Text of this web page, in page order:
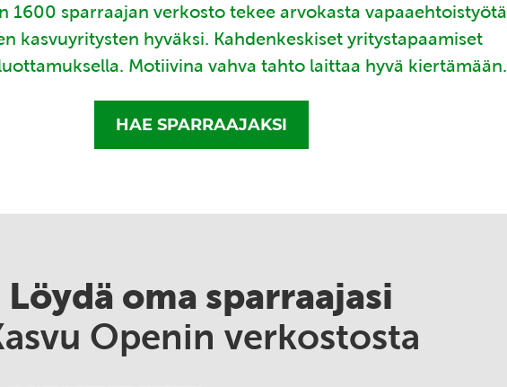
1600 sparraajan verkosto tekee arvokasta vapaaehtoistyötä
kasvuyritysten hyväksi. Kahdenkeskiset yritystapaamiset
Motiivina vahva tahto laittaa hyvä kiertämään.
HAE SPARRAAJAKSI
Löydä oma sparraajasi
Openin verkostosta